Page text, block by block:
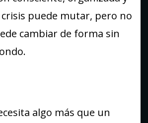
puede mutar, pero no
cambiar de forma sin
algo más que un